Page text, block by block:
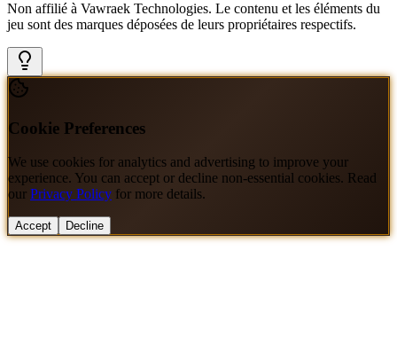
Non affilié à Vawraek Technologies. Le contenu et les éléments du
jeu sont des marques déposées de leurs propriétaires respectifs.
Cookie Preferences
We use cookies for analytics and advertising to improve your
experience. You can accept or decline non-essential cookies. Read
our Privacy Policy for more details.
Accept Decline